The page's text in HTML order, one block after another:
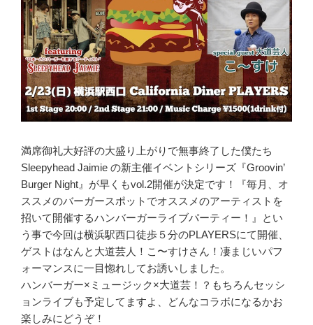
満席御礼大好評の大盛り上がりで無事終了した僕たち
Sleepyhead Jaimie の新主催イベントシリーズ『Groovin’
Burger Night』が早くもvol.2開催が決定です！『毎月、オ
ススメのバーガースポットでオススメのアーティストを
招いて開催するハンバーガーライブパーティー！』とい
う事で今回は横浜駅西口徒歩５分のPLAYERSにて開催、
ゲストはなんと大道芸人！こ〜すけさん！凄まじいパフ
ォーマンスに一目惚れしてお誘いしました。
ハンバーガー×ミュージック×大道芸！？もちろんセッシ
ョンライブも予定してますよ、どんなコラボになるかお
楽しみにどうぞ！